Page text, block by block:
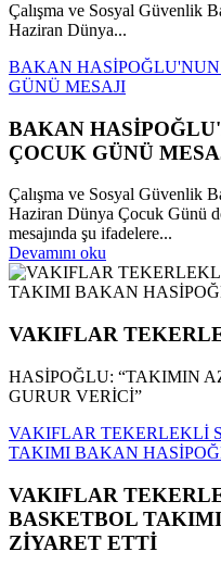
Çalışma ve Sosyal Güvenlik
Haziran Dünya...
BAKAN
GÜNÜ MESAJI
BAKAN
ÇOCUK GÜNÜ
Çalışma ve Sosyal Güvenlik
Haziran Dünya Çocuk Günü
mesajında şu ifadelere...
Devamını oku
VAKIFLAR
HASİPOĞLU: “TAKIMIN
GURUR VERİCİ”
VAKIFLAR TEKERLEKLİ
TAKIMI BAKAN
VAKIFLAR
BASKETBOL
ZİYARET ETTİ